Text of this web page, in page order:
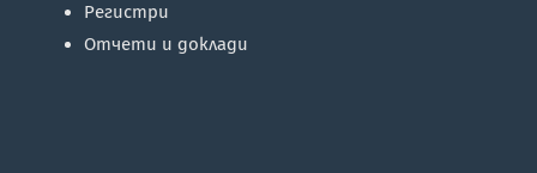
Регистри
Отчети и доклади